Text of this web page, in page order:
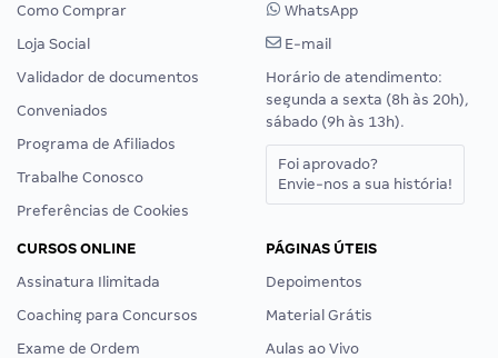
Como Comprar
Loja Social
Validador de documentos
Conveniados
Programa de Afiliados
Trabalhe Conosco
Preferências de Cookies
WhatsApp
E-mail
Horário de atendimento:
segunda a sexta (8h às 20h),
sábado (9h às 13h).
Foi aprovado?
Envie-nos a sua história!
CURSOS ONLINE
Assinatura Ilimitada
Coaching para Concursos
Exame de Ordem
PÁGINAS ÚTEIS
Depoimentos
Material Grátis
Aulas ao Vivo